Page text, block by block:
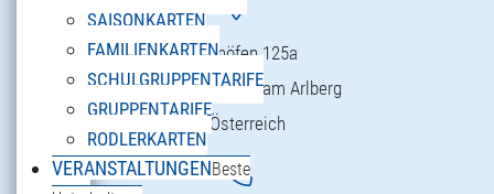
SAISONKARTEN
FAMILIENKARTEN
SCHULGRUPPENTARIFE
GRUPPENTARIFE
RODLERKARTEN
VERANSTALTUNGENBeste
Danöfen 125a
6754 Klösterle am Arlberg
Österreich